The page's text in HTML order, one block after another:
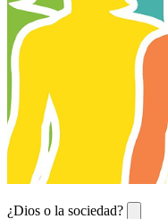
¿Dios o la sociedad?